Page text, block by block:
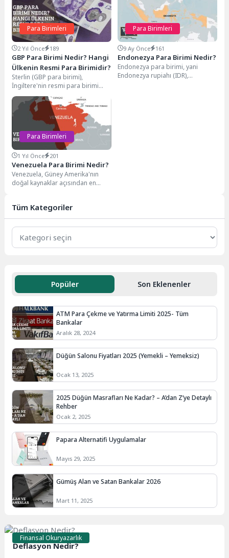
Para Birimleri
2 Yıl Önce 189
GBP Para Birimi Nedir? Hangi
Ülkenin Resmi Para Birimidir?
Sterlin (GBP para birimi),
İngiltere'nin resmi para birimi
olarak dünya finans piyasalarının
en önemli rezerv...
Para Birimleri
9 Ay Önce 161
Endonezya Para Birimi Nedir?
Endonezya para birimi, yani
Endonezya rupiahı (IDR),
Para Birimleri
1 Yıl Önce 201
Venezuela Para Birimi Nedir?
Venezuela, Güney Amerika'nın
doğal kaynaklar açısından en
enflasyon...
Tüm Kategoriler
Popüler Son Eklenenler
ATM Para Çekme ve Yatırma Limiti 2025- Tüm
Bankalar
Aralık 28, 2024
Düğün Salonu Fiyatları 2025 (Yemekli – Yemeksiz)
Ocak 13, 2025
2025 Düğün Masrafları Ne Kadar? – A’dan Z’ye Detaylı
Rehber
Ocak 2, 2025
Papara Alternatifi Uygulamalar
Mayıs 29, 2025
Gümüş Alan ve Satan Bankalar 2026
Mart 11, 2025
Finansal Okuryazarlık
Deflasyon Nedir?